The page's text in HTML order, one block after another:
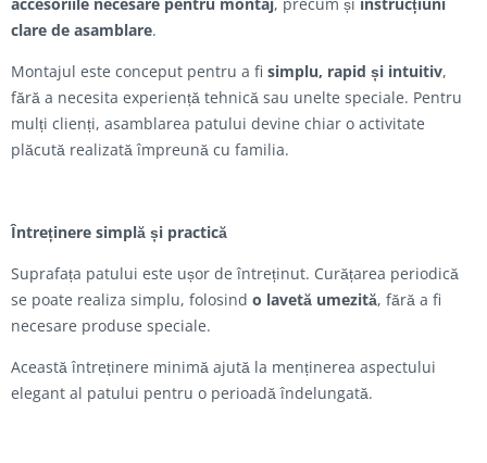
clare de asamblare.
Montajul este conceput pentru a fi simplu, rapid și intuitiv,
fără a necesita experiență tehnică sau unelte speciale. Pentru
mulți clienți, asamblarea patului devine chiar o activitate
plăcută realizată împreună cu familia.
Întreținere simplă și practică
Suprafața patului este ușor de întreținut. Curățarea periodică
se poate realiza simplu, folosind o lavetă umezită, fără a fi
necesare produse speciale.
Această întreținere minimă ajută la menținerea aspectului
elegant al patului pentru o perioadă îndelungată.